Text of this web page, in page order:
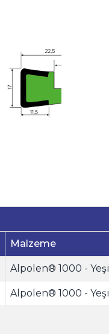
Malzeme
Alpolen® 1000 - Yeşil
Alpolen® 1000 - Yeşil